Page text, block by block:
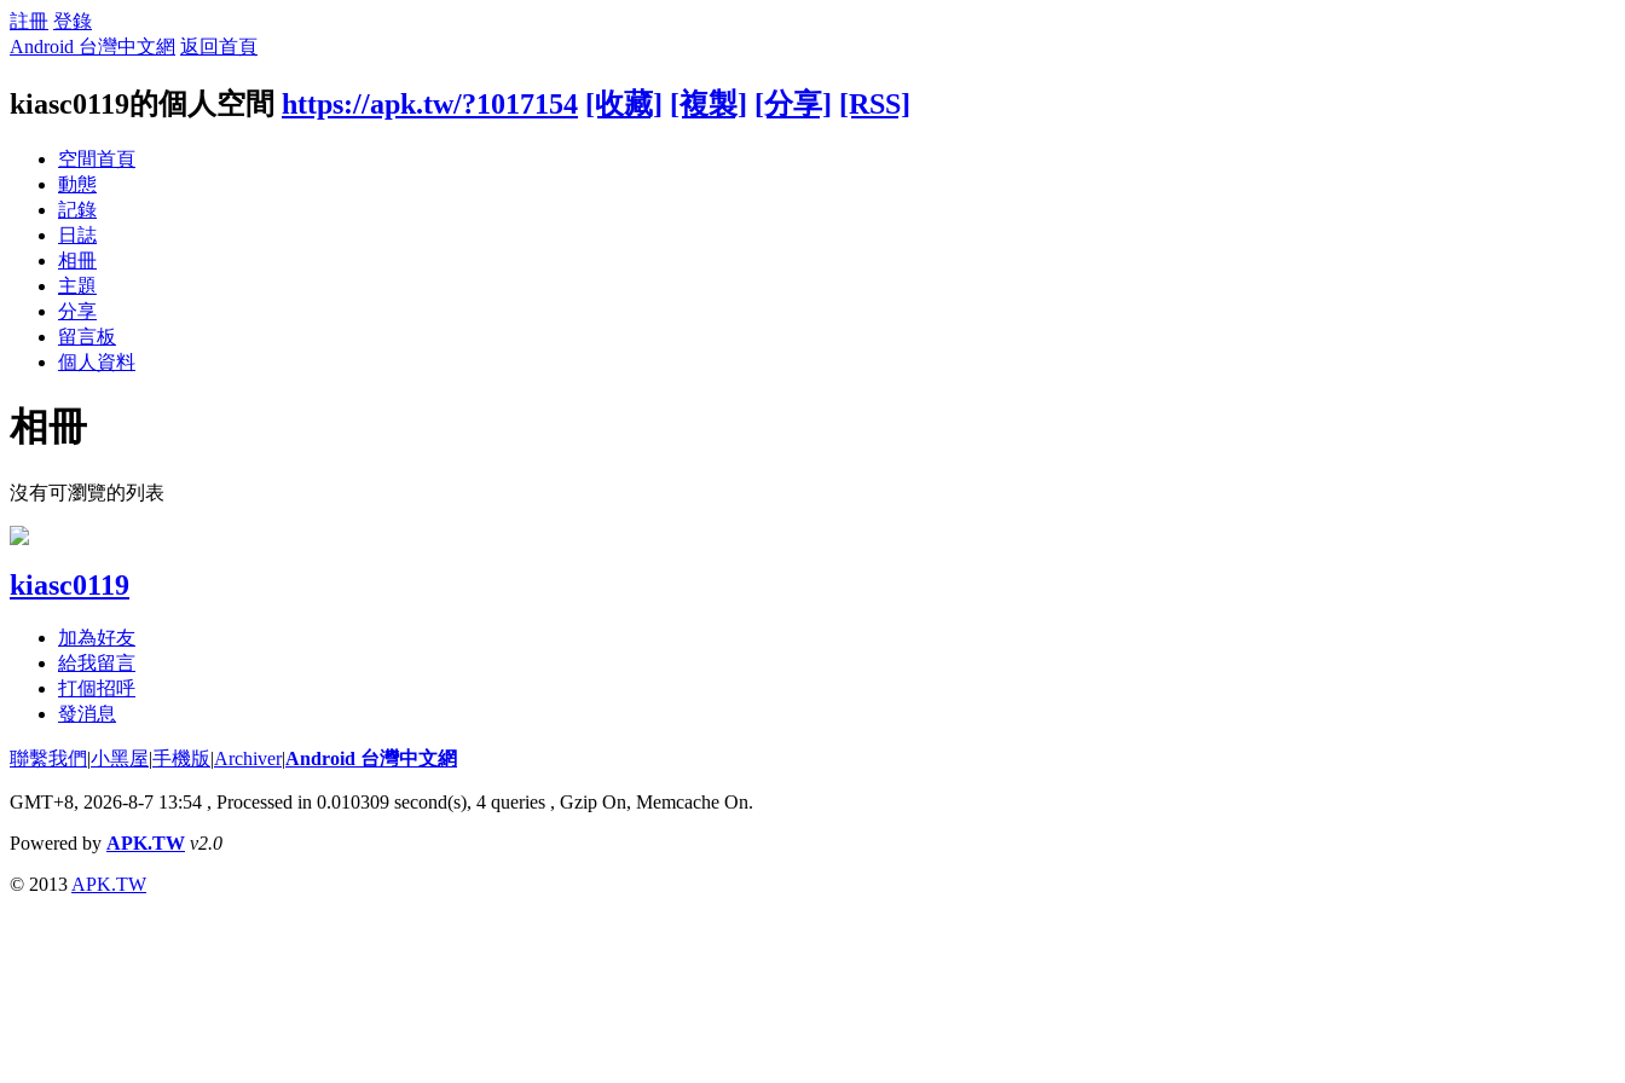
註冊 登錄
Android 台灣中文網 返回首頁
kiasc0119的個人空間 https://apk.tw/?1017154 [收藏] [複製] [分享] [RSS]
空間首頁
動態
記錄
日誌
相冊
主題
分享
留言板
個人資料
相冊
沒有可瀏覽的列表
kiasc0119
加為好友
給我留言
打個招呼
發消息
聯繫我們|小黑屋|手機版|Archiver|Android 台灣中文網
GMT+8, 2026-8-7 13:54 , Processed in 0.010309 second(s), 4 queries , Gzip On, Memcache On.
Powered by APK.TW v2.0
© 2013 APK.TW